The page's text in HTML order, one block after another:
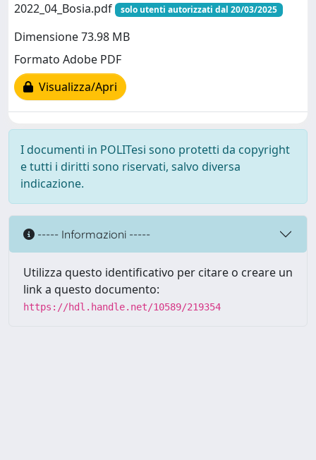
2022_04_Bosia.pdf
solo utenti autorizzati dal 20/03/2025
Dimensione 73.98 MB
Formato Adobe PDF
Visualizza/Apri
I documenti in POLITesi sono protetti da copyright
e tutti i diritti sono riservati, salvo diversa
indicazione.
----- Informazioni -----
Utilizza questo identificativo per citare o creare un
link a questo documento:
https://hdl.handle.net/10589/219354